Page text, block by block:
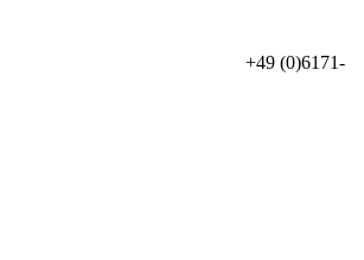
+49 (0)6171-